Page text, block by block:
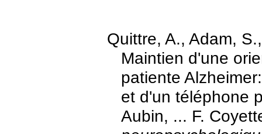
Quittre, A., Adam,
Maintien d'une
patiente
et d'un téléphone
Aubin, ... F.